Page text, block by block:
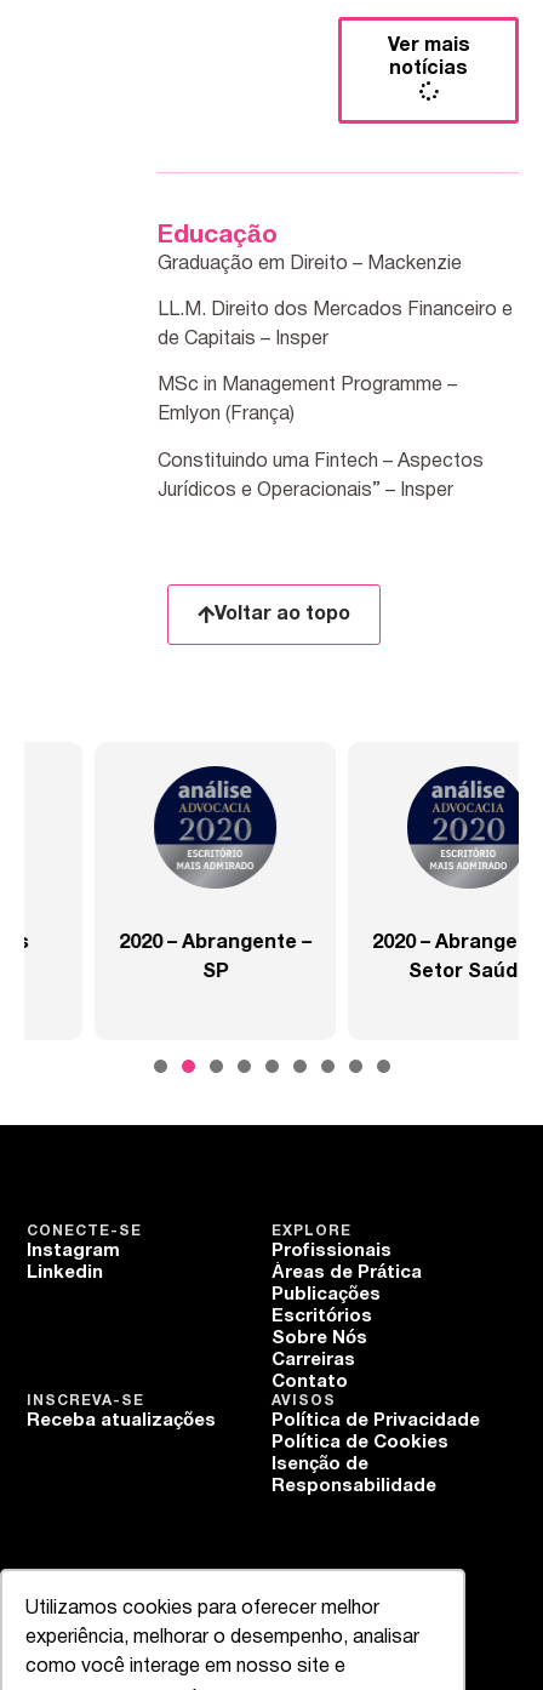
Utilizamos cookies para oferecer melhor
experiência, melhorar o desempenho, analisar
como você interage em nosso site e
Ver mais
notícias
Educação
Graduação em Direito – Mackenzie
LL.M. Direito dos Mercados Financeiro e
de Capitais – Insper
MSc in Management Programme –
Emlyon (França)
Constituindo uma Fintech – Aspectos
Jurídicos e Operacionais” – Insper
Voltar ao topo
2020 – Abrangente –
2020 – Abrangente –
Setor Saúde
EXPLORE
Profissionais
Áreas de Prática
Publicações
Escritórios
Sobre Nós
Carreiras
Contato
CONECTE-SE
Instagram
Linkedin
AVISOS
Política de Privacidade
Política de Cookies
Isenção de
Responsabilidade
INSCREVA-SE
Receba atualizações